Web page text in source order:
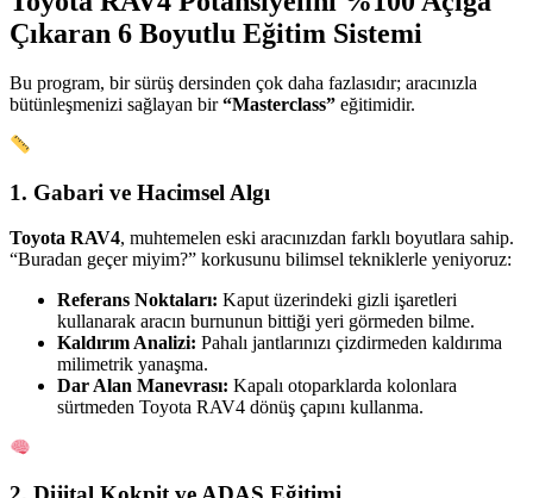
Çıkaran 6 Boyutlu Eğitim Sistemi
Bu program, bir sürüş dersinden çok daha fazlasıdır; aracınızla
bütünleşmenizi sağlayan bir“Masterclass” eğitimidir.
1. Gabari ve Hacimsel Algı
Toyota RAV4, muhtemelen eski aracınızdan farklı boyutlara sahip.
“Buradan geçer miyim?” korkusunu bilimsel tekniklerle yeniyoruz:
Referans Noktaları: Kaput üzerindeki gizli işaretleri
kullanarak aracın burnunun bittiği yeri görmeden bilme.
Kaldırım Analizi: Pahalı jantlarınızı çizdirmeden kaldırıma
milimetrik yanaşma.
Dar Alan Manevrası: Kapalı otoparklarda kolonlara
sürtmeden Toyota RAV4 dönüş çapını kullanma.